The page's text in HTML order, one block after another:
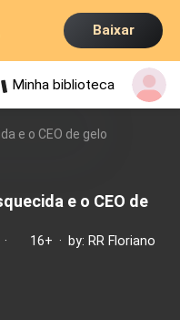
Baixar
Minha biblioteca
e o CEO de gelo
e o CEO de
· 16+ · by: RR Floriano